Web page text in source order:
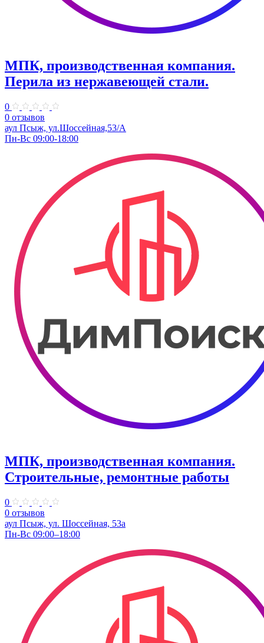
МПК, производственная компания.
Перила из нержавеющей стали.
0
0 отзывов
аул Псыж, ул.Шоссейная,53/А
Пн-Вс 09:00-18:00
МПК, производственная компания.
Строительные, ремонтные работы
0
0 отзывов
аул Псыж, ул. Шоссейная, 53а
Пн-Вс 09:00–18:00